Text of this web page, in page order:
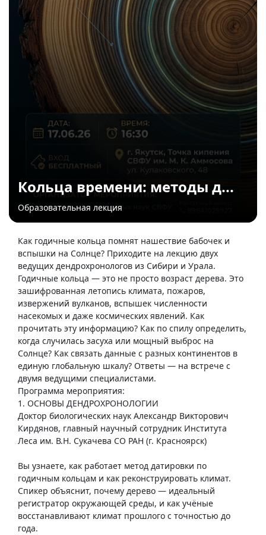
Кольца времени: методы д...
Образовательная лекция
Как годичные кольца помнят нашествие бабочек и
вспышки на Солнце? Приходите на лекцию двух
ведущих дендрохронологов из Сибири и Урала.
Годичные кольца — это не просто возраст дерева. Это
зашифрованная летопись климата, пожаров,
извержений вулканов, вспышек численности
насекомых и даже космических явлений. Как
прочитать эту информацию? Как по спилу определить,
когда случилась засуха или мощный выброс на
Солнце? Как связать данные с разных континентов в
единую глобальную шкалу? Ответы — на встрече с
двумя ведущими специалистами.
Программа мероприятия:
1. ОСНОВЫ ДЕНДРОХРОНОЛОГИИ
Доктор биологических наук Александр Викторович
Кирдянов, главный научный сотрудник Института
Леса им. В.Н. Сукачева СО РАН (г. Красноярск)
Вы узнаете, как работает метод датировки по
годичным кольцам и как реконструировать климат.
Спикер объяснит, почему дерево — идеальный
регистратор окружающей среды, и как учёные
восстанавливают климат прошлого с точностью до
года.